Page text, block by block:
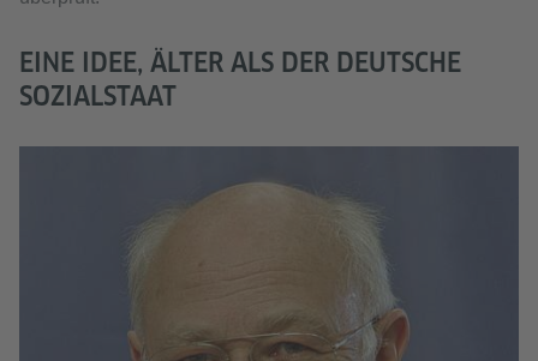
EINE IDEE, ÄLTER ALS DER DEUTSCHE
SOZIALSTAAT